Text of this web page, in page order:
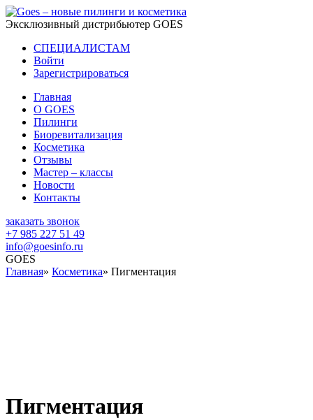
Эксклюзивный дистрибьютер GOES
СПЕЦИАЛИСТАМ
Войти
Зарегистрироваться
Главная
O GOES
Пилинги
Биоревитализация
Косметика
Отзывы
Мастер – классы
Новости
Контакты
заказать звонок
+7 985 227 51 49
info@goesinfo.ru
GOES
Главная» Косметика» Пигментация
Пигментация